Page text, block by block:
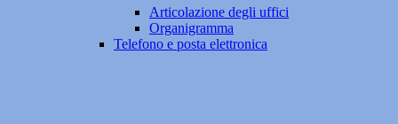
Articolazione degli uffici
Organigramma
Telefono e posta elettronica